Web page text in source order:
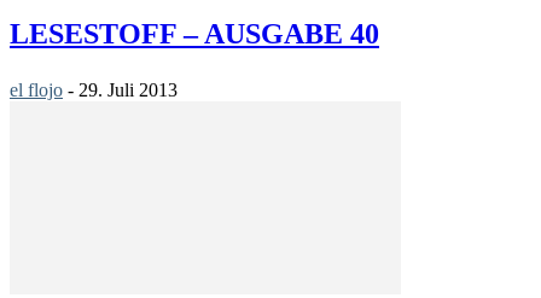
LESESTOFF – AUSGABE 40
el flojo - 29. Juli 2013